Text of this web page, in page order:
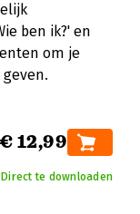
ben ik?' en
om je
€ 12,99
Direct te downloaden